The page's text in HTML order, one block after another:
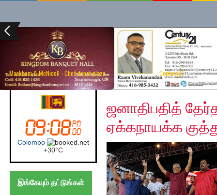
Markham & McNicoll - Chef depot plaza Century21
Canada (Toronto)
Toronto
+27°C
இங்கேயும் தட்டுங்கள்
Thursday, October
ஜனாதிபதித்
ஏக்கநாயக்க